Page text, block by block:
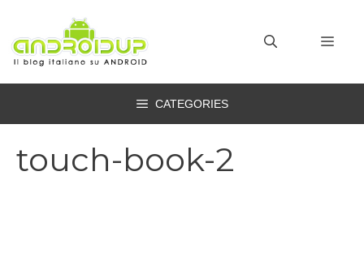
contenuto
CATEGORIES
touch-book-2